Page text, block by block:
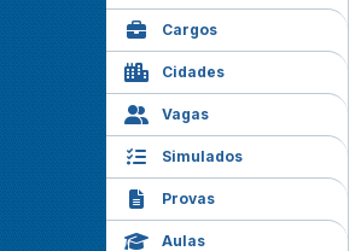
Cargos
Cidades
Vagas
Simulados
Provas
Aulas